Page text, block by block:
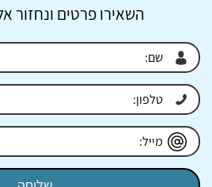
השאירו פרטים ונחזור